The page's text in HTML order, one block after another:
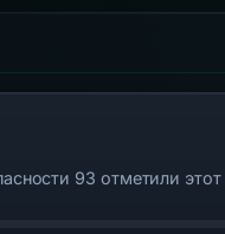
93 отметили